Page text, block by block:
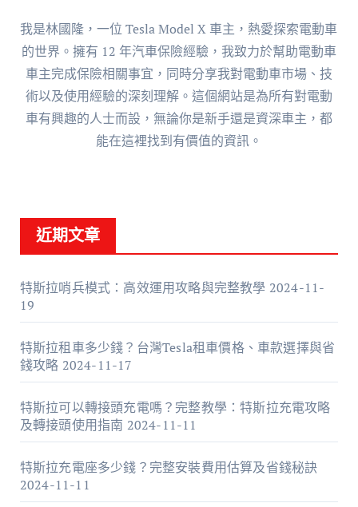
我是林國隆，一位 Tesla Model X 車主，熱愛探索電動車
的世界。擁有 12 年汽車保險經驗，我致力於幫助電動車
車主完成保險相關事宜，同時分享我對電動車市場、技
術以及使用經驗的深刻理解。這個網站是為所有對電動
車有興趣的人士而設，無論你是新手還是資深車主，都
能在這裡找到有價值的資訊。
近期文章
特斯拉哨兵模式：高效運用攻略與完整教學 2024-11-
19
特斯拉租車多少錢？台灣Tesla租車價格、車款選擇與省
錢攻略 2024-11-17
特斯拉可以轉接頭充電嗎？完整教學：特斯拉充電攻略
及轉接頭使用指南 2024-11-11
特斯拉充電座多少錢？完整安裝費用估算及省錢秘訣
2024-11-11